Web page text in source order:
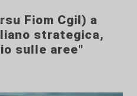
Fiom Cgil) a
strategica,
sulle aree"